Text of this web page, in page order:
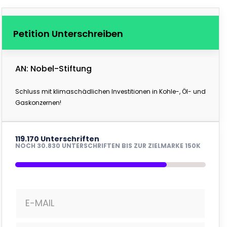
Petition Unterschreiben
AN: Nobel-Stiftung
Schluss mit klimaschädlichen Investitionen in Kohle-, Öl- und
Gaskonzernen!
119.170 Unterschriften
NOCH 30.830 UNTERSCHRIFTEN BIS ZUR ZIELMARKE 150K
E-MAIL